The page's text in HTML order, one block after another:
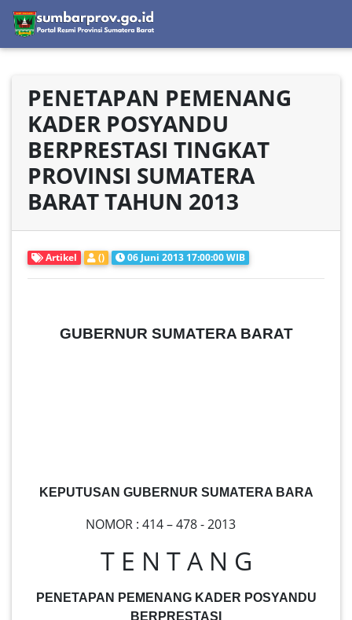
PENETAPAN PEMENANG
KADER POSYANDU
BERPRESTASI TINGKAT
PROVINSI SUMATERA
BARAT TAHUN 2013
Artikel () 06 Juni 2013 17:00:00 WIB
GUBERNUR SUMATERA BARAT
KEPUTUSAN GUBERNUR SUMATERA BARA
NOMOR : 414 – 478 - 2013
T E N T A N G
PENETAPAN PEMENANG KADER POSYANDU
BERPRESTASI